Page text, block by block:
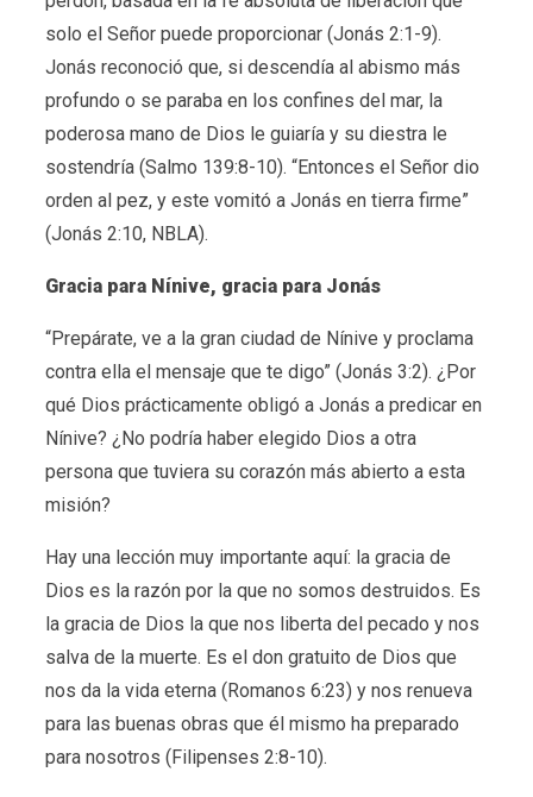
solo el Señor puede proporcionar (Jonás 2:1-9).
Jonás reconoció que, si descendía al abismo más
profundo o se paraba en los confines del mar, la
poderosa mano de Dios le guiaría y su diestra le
sostendría (Salmo 139:8-10). “Entonces el Señor dio
orden al pez, y este vomitó a Jonás en tierra firme”
(Jonás 2:10, NBLA).
Gracia para Nínive, gracia para Jonás
“Prepárate, ve a la gran ciudad de Nínive y proclama
contra ella el mensaje que te digo” (Jonás 3:2). ¿Por
qué Dios prácticamente obligó a Jonás a predicar en
Nínive? ¿No podría haber elegido Dios a otra
persona que tuviera su corazón más abierto a esta
misión?
Hay una lección muy importante aquí: la gracia de
Dios es la razón por la que no somos destruidos. Es
la gracia de Dios la que nos liberta del pecado y nos
salva de la muerte. Es el don gratuito de Dios que
nos da la vida eterna (Romanos 6:23) y nos renueva
para las buenas obras que él mismo ha preparado
para nosotros (Filipenses 2:8-10).